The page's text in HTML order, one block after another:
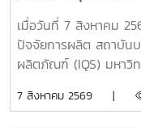
จัดการสิ่งแวดล้อมส
เมื่อวันที่ 7 สิงหาคม
ปัจจัยการผลิต สถาบัน
ผลิตภัณฑ์ (IQS) มหาวิ
ผลิตภัณฑ์ และสาธิตแน
7 สิงหาคม 2569 |